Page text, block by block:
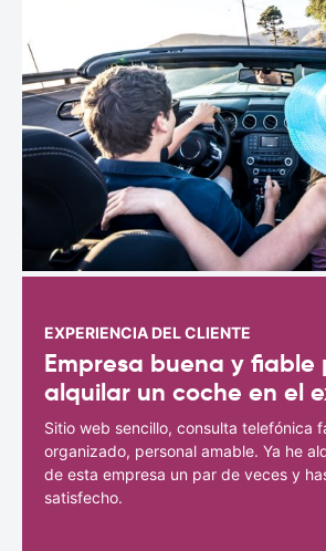
EXPERIENCIA DEL CLIENTE
Empresa buena y fiable
alquilar un coche en el
Sitio web sencillo, consulta telefónica
organizado, personal amable. Ya he
de esta empresa un par de veces y
satisfecho.